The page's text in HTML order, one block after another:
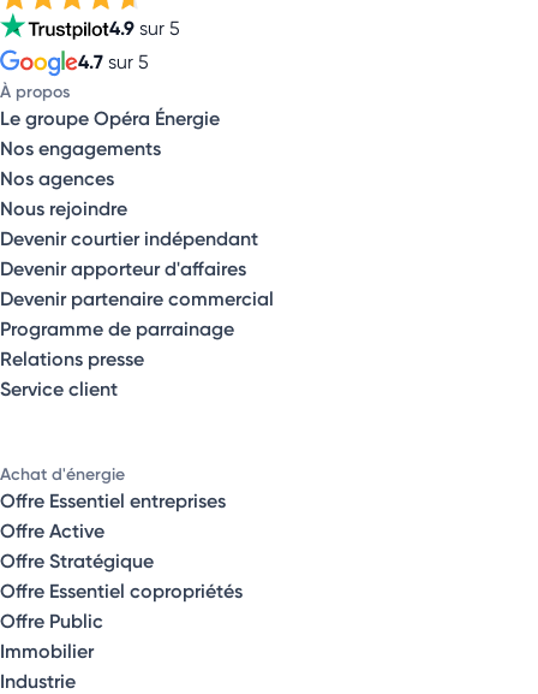
4.9 sur 5
4.7 sur 5
À propos
Le groupe Opéra Énergie
Nos engagements
Nos agences
Nous rejoindre
Devenir courtier indépendant
Devenir apporteur d'affaires
Devenir partenaire commercial
Programme de parrainage
Relations presse
Service client
Achat d'énergie
Offre Essentiel entreprises
Offre Active
Offre Stratégique
Offre Essentiel copropriétés
Offre Public
Immobilier
Industrie